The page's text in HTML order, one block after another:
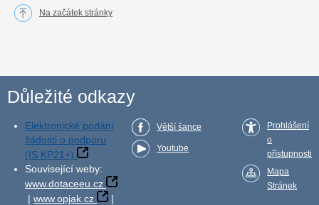
Na začátek stránky
Důležité odkazy
Elektronické podání
žádosti o podporu
(IS KP21+)
Související weby:
www.dotaceeu.cz
| www.opjak.cz
|
Větší šance
Youtube
Prohlášení
o
přístupnosti
Mapa
Stránek